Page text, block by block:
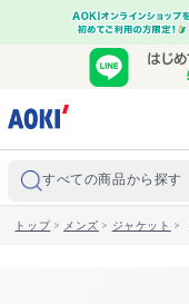
すべての商品から探す
トップ> メンズ > ジャケット >